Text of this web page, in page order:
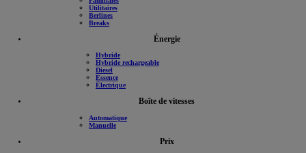
Utilitaires
Berlines
Breaks
Énergie
Hybride
Hybride rechargeable
Diesel
Essence
Électrique
Boîte de vitesses
Automatique
Manuelle
Prix